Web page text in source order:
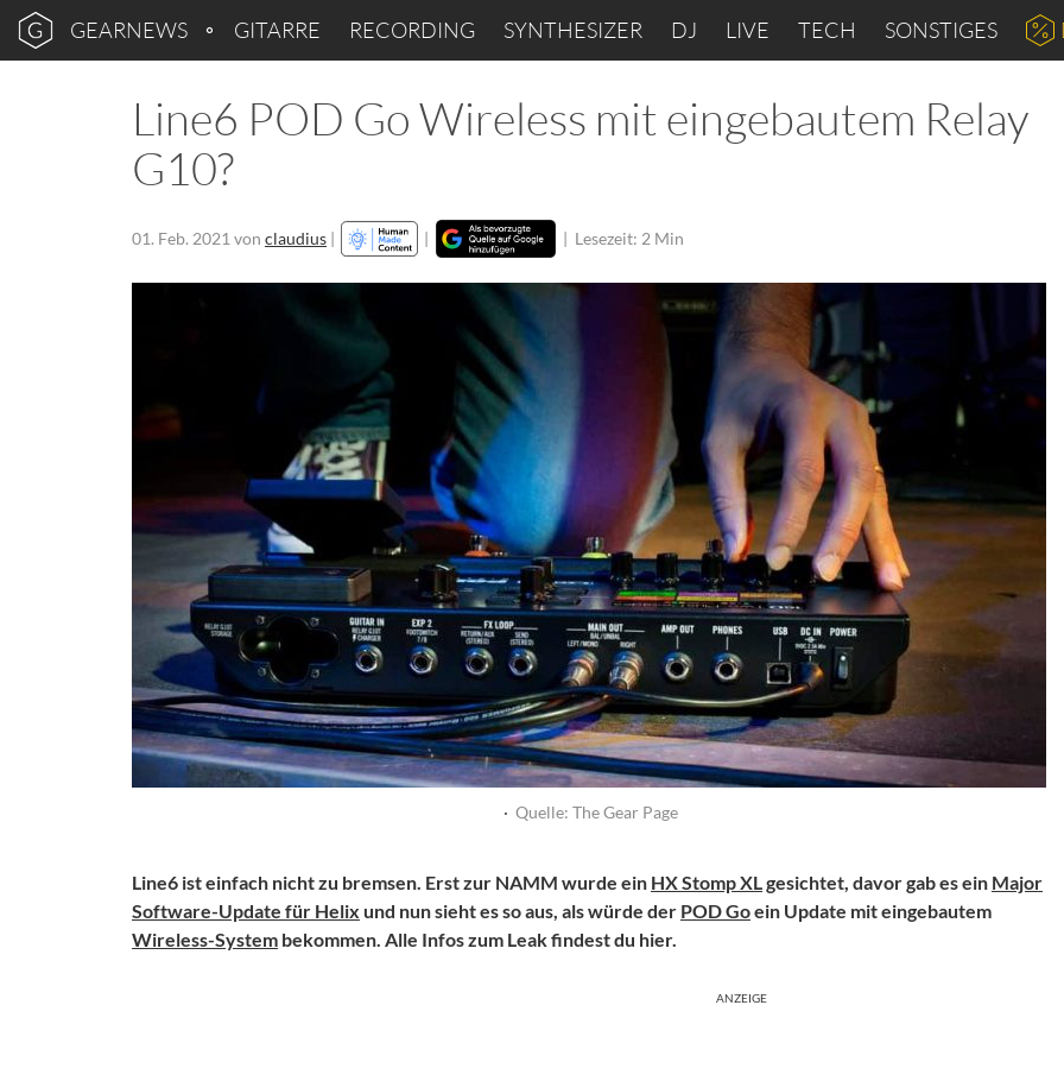
GEARNEWS GITARRE RECORDING SYNTHESIZER DJ LIVE TECH SONSTIGES
Line6 POD Go Wireless mit eingebautem Relay
G10?
01. Feb. 2021 von claudius | | | Lesezeit: 2 Min
· Quelle: The Gear Page
Line6 ist einfach nicht zu bremsen. Erst zur NAMM wurde ein HX Stomp XLgesichtet, davor gab es ein Major
Software-Update für Helix und nun sieht es so aus, als würde der POD Goein Update mit eingebautem
Wireless-System bekommen. Alle Infos zum Leak findest du hier.
ANZEIGE